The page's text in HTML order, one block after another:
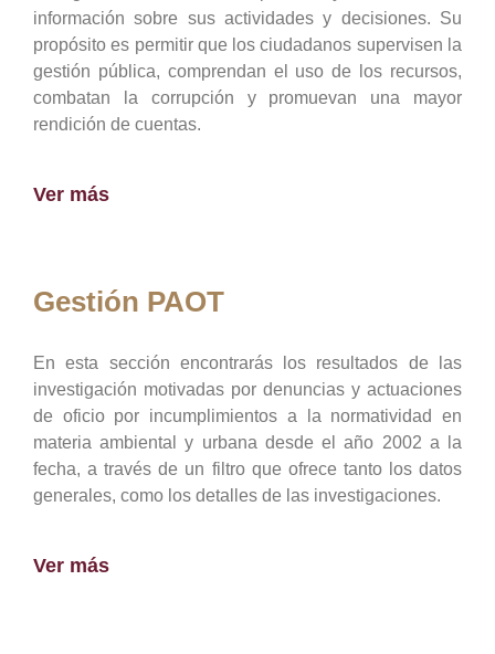
información sobre sus actividades y decisiones. Su
propósito es permitir que los ciudadanos supervisen la
gestión pública, comprendan el uso de los recursos,
combatan la corrupción y promuevan una mayor
rendición de cuentas.
Ver más
Gestión PAOT
En esta sección encontrarás los resultados de las
investigación motivadas por denuncias y actuaciones
de oficio por incumplimientos a la normatividad en
materia ambiental y urbana desde el año 2002 a la
fecha, a través de un filtro que ofrece tanto los datos
generales, como los detalles de las investigaciones.
Ver más